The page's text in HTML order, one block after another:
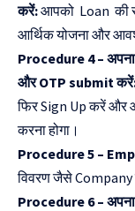
करें:आपको Loan की
आर्थिक योजना और
Procedure 4 –
और OTP submit
फिर Sign Up करें और
करना होगा।
Procedure 5 –
विवरण जैसे Company
Procedure 6 –